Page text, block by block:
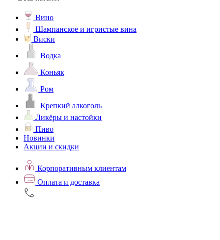
Вино
Шампанское и игристые вина
Виски
Водка
Коньяк
Ром
Крепкий алкоголь
Ликёры и настойки
Пиво
Новинки
Акции и скидки
Корпоративным клиентам
Оплата и доставка